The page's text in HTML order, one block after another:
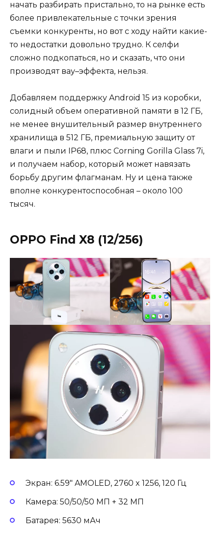
начать разбирать пристально, то на рынке есть
более привлекательные с точки зрения
съемки конкуренты, но вот с ходу найти какие-
то недостатки довольно трудно. К селфи
сложно подкопаться, но и сказать, что они
производят вау–эффекта, нельзя.
Добавляем поддержку Android 15 из коробки,
солидный объем оперативной памяти в 12 ГБ,
не менее внушительный размер внутреннего
хранилища в 512 ГБ, премиальную защиту от
влаги и пыли IP68, плюс Corning Gorilla Glass 7i,
и получаем набор, который может навязать
борьбу другим флагманам. Ну и цена также
вполне конкурентоспособная – около 100
тысяч.
OPPO Find X8 (12/256)
Экран: 6.59″ AMOLED, 2760 x 1256, 120 Гц
Камера: 50/50/50 МП + 32 МП
Батарея: 5630 мАч